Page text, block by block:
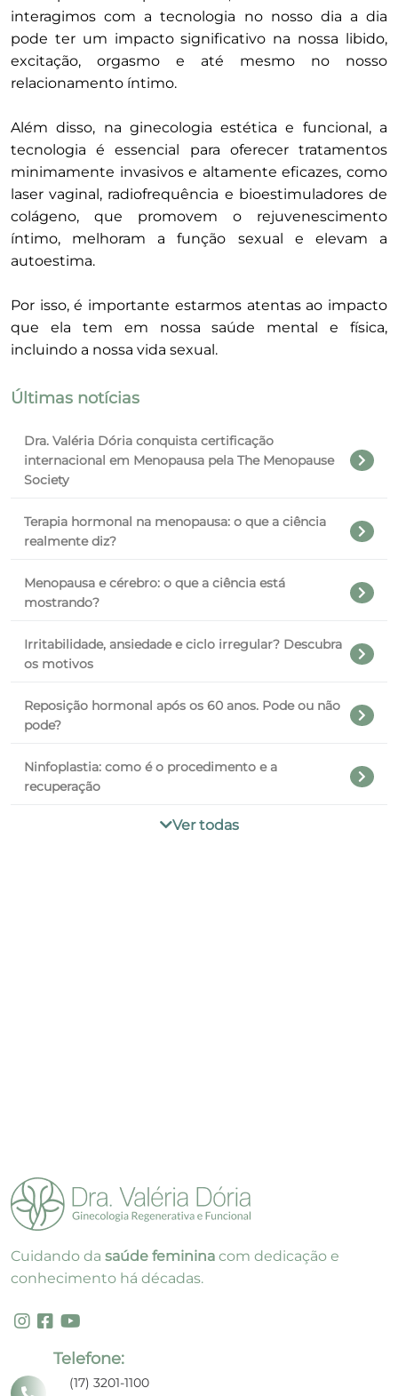
Últimas notícias
Dra. Valéria Dória conquista certificação
internacional em Menopausa pela The Menopause
Society
Terapia hormonal na menopausa: o que a ciência
realmente diz?
Menopausa e cérebro: o que a ciência está
mostrando?
Irritabilidade, ansiedade e ciclo irregular? Descubra
os motivos
Reposição hormonal após os 60 anos. Pode ou não
pode?
Ninfoplastia: como é o procedimento e a
recuperação
Ver todas
interagimos com a tecnologia no nosso dia a dia
pode ter um impacto significativo na nossa libido,
excitação, orgasmo e até mesmo no nosso
relacionamento íntimo.
Além disso, na ginecologia estética e funcional, a
tecnologia é essencial para oferecer tratamentos
minimamente invasivos e altamente eficazes, como
laser vaginal, radiofrequência e bioestimuladores de
colágeno, que promovem o rejuvenescimento
íntimo, melhoram a função sexual e elevam a
autoestima.
Por isso, é importante estarmos atentas ao impacto
que ela tem em nossa saúde mental e física,
incluindo a nossa vida sexual.
Cuidando da saúde feminina com dedicação e
conhecimento há décadas.
Telefone:
(17) 3201-1100